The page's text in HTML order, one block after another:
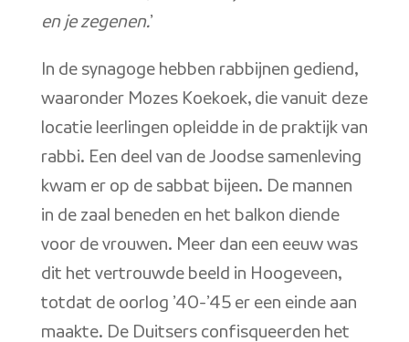
en je zegenen.’
In de synagoge hebben rabbijnen gediend,
waaronder Mozes Koekoek, die vanuit deze
locatie leerlingen opleidde in de praktijk van
rabbi. Een deel van de Joodse samenleving
kwam er op de sabbat bijeen. De mannen
in de zaal beneden en het balkon diende
voor de vrouwen. Meer dan een eeuw was
dit het vertrouwde beeld in Hoogeveen,
totdat de oorlog ’40-’45 er een einde aan
maakte. De Duitsers confisqueerden het